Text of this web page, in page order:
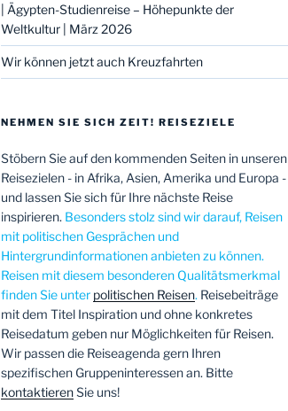
| Ägypten-Studienreise – Höhepunkte der
Weltkultur | März 2026
Wir können jetzt auch Kreuzfahrten
NEHMEN SIE SICH ZEIT! REISEZIELE
Stöbern Sie auf den kommenden Seiten in unseren
Reisezielen - in Afrika, Asien, Amerika und Europa -
und lassen Sie sich für Ihre nächste Reise
inspirieren. Besonders stolz sind wir darauf, Reisen
mit politischen Gesprächen und
Hintergrundinformationen anbieten zu können.
Reisen mit diesem besonderen Qualitätsmerkmal
finden Sie unter politischen Reisen. Reisebeiträge
mit dem Titel Inspiration und ohne konkretes
Reisedatum geben nur Möglichkeiten für Reisen.
Wir passen die Reiseagenda gern Ihren
spezifischen Gruppeninteressen an. Bitte
kontaktierenSie uns!